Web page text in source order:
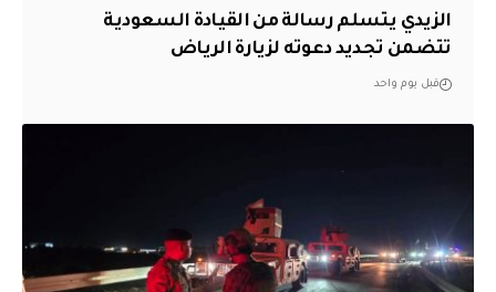
الزيدي يتسلم رسالة من القيادة السعودية
تتضمن تجديد دعوته لزيارة الرياض
قبل يوم واحد